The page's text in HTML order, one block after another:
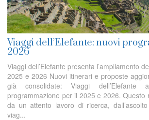
Viaggi dell’Elefante: nuovi
2026
Viaggi dell’Elefante presenta l’ampliamento
2025 e 2026 Nuovi itinerari e proposte
già consolidate: Viaggi dell’Elefante
programmazione per il 2025 e 2026. Questo
da un attento lavoro di ricerca,
viag...